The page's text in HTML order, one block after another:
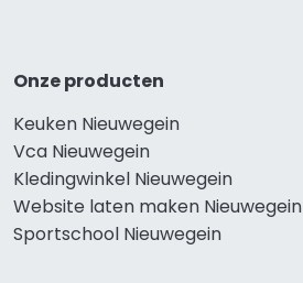
Onze producten
Keuken Nieuwegein
Vca Nieuwegein
Kledingwinkel Nieuwegein
Website laten maken Nieuwegein
Sportschool Nieuwegein